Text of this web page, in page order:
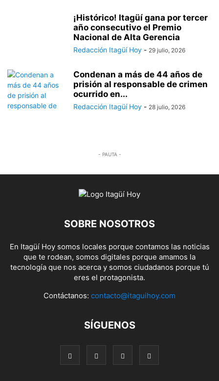
¡Histórico! Itagüí gana por tercer
año consecutivo el Premio
Nacional de Alta Gerencia
Redacción Itagüí Hoy - 29 julio, 2026
Condenan a más de 44 años de
prisión al responsable de crimen
ocurrido en...
Redacción Itagüí Hoy - 28 julio, 2026
- PAUTA -
SOBRE NOSOTROS
En Itagüí Hoy somos locales porque contamos las noticias
que te rodean, somos digitales porque amamos la
tecnología que nos acerca y somos ciudadanos porque tú
eres el protagonista.
Contáctanos: contacto@itaguihoy.com
SÍGUENOS